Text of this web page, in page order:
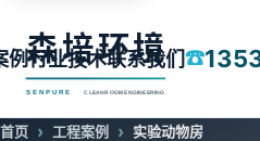
例行业技术联系我们☎
首页 工程案例 实验动物房